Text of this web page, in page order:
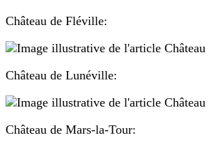
Château de Fléville:
Château de Lunéville:
Château de Mars-la-Tour: